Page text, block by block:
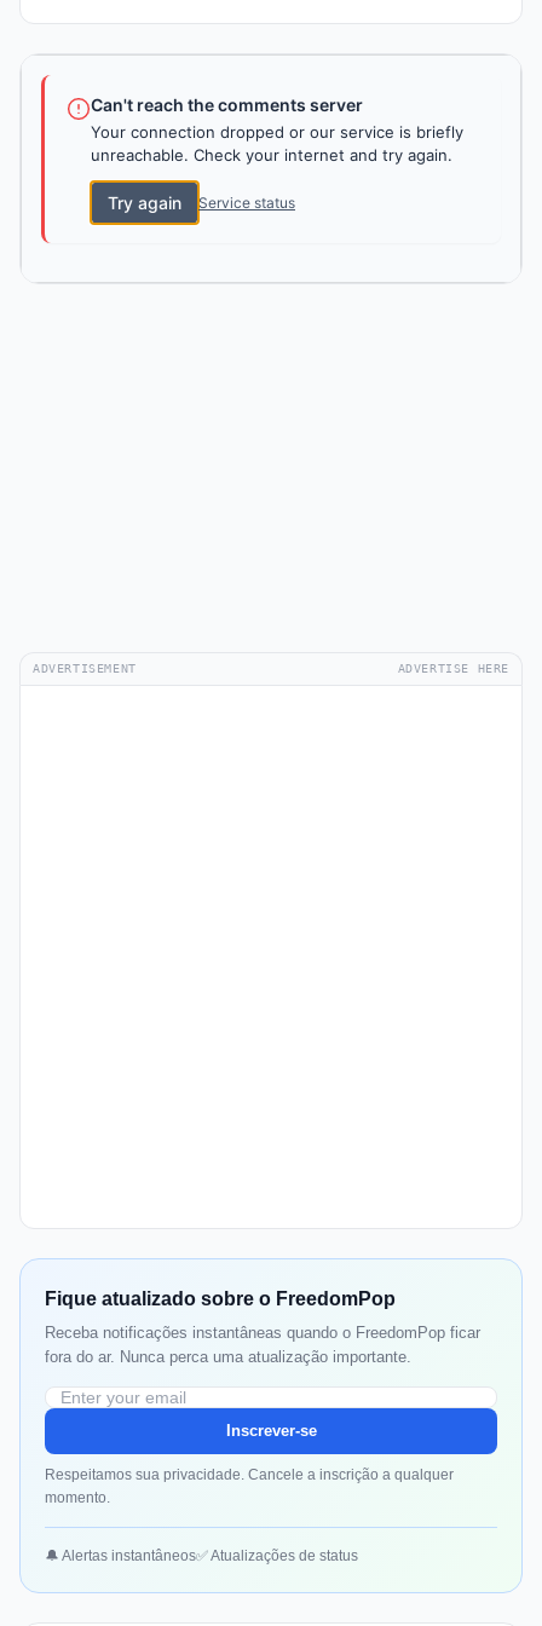
Can't reach the comments server
Your connection dropped or our service is briefly
unreachable. Check your internet and try again.
Try again Service status
ADVERTISEMENT ADVERTISE HERE
Fique atualizado sobre o FreedomPop
Receba notificações instantâneas quando o FreedomPop ficar
fora do ar. Nunca perca uma atualização importante.
Inscrever-se
Respeitamos sua privacidade. Cancele a inscrição a qualquer
momento.
🔔 Alertas instantâneos✅ Atualizações de status